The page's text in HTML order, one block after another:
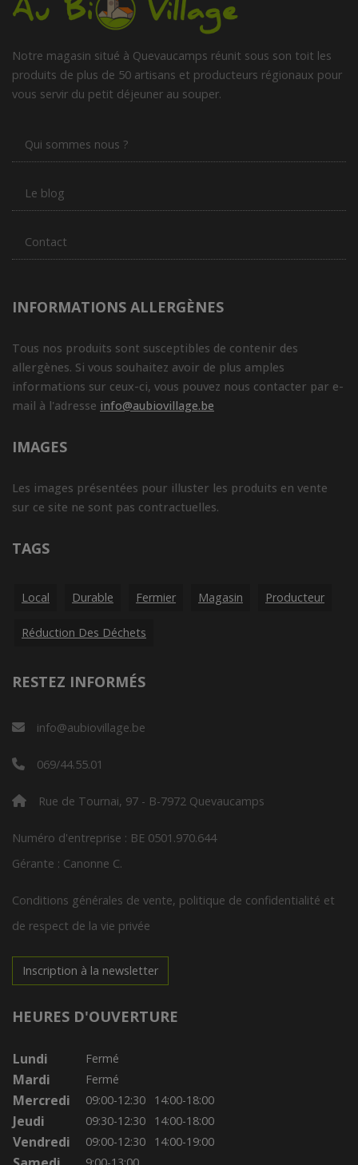
Notre magasin situé à Quevaucamps réunit sous son toit les
produits de plus de 50 artisans et producteurs régionaux pour
vous servir du petit déjeuner au souper.
Qui sommes nous ?
Le blog
Contact
INFORMATIONS ALLERGÈNES
Tous nos produits sont susceptibles de contenir des
allergènes. Si vous souhaitez avoir de plus amples
informations sur ceux-ci, vous pouvez nous contacter par e-
mail à l'adresse info@aubiovillage.be
IMAGES
Les images présentées pour illuster les produits en vente
sur ce site ne sont pas contractuelles.
TAGS
Local Durable Fermier Magasin Producteur
Réduction Des Déchets
RESTEZ INFORMÉS
info@aubiovillage.be
069/44.55.01
Rue de Tournai, 97 - B-7972 Quevaucamps
Numéro d'entreprise : BE 0501.970.644
Gérante : Canonne C.
Conditions générales de vente, politique de confidentialité et
de respect de la vie privée
Inscription à la newsletter
HEURES D'OUVERTURE
Lundi Fermé
Mardi Fermé
Mercredi 09:00-12:30 14:00-18:00
Jeudi 09:30-12:30 14:00-18:00
Vendredi 09:00-12:30 14:00-19:00